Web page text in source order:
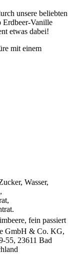
unsere beliebten
Erdbeer-Vanille
etwas dabei!
mit einem
Wasser,
fein passiert
GmbH & Co. KG,
55, 23611 Bad